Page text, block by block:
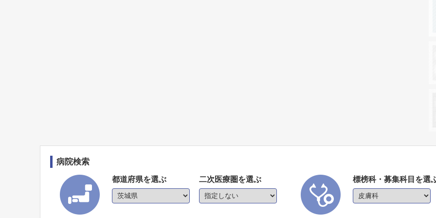
病院検索
都道府県を選ぶ 二次医療圏を選ぶ 標榜科・募集科目を選